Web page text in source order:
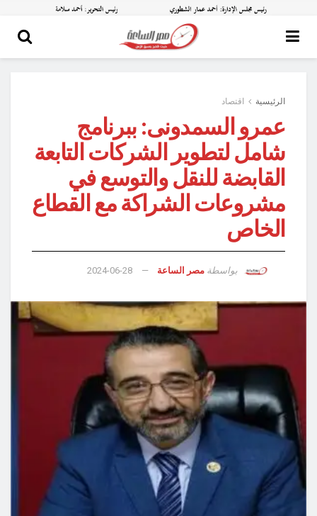
الرئيسية اقتصاد
عمرو السمدونى: ببرنامج
شامل لتطوير الشركات التابعة
القابضة للنقل والتوسع في
مشروعات الشراكة مع القطاع
الخاص
بواسطة مصر الساعة 2024-06-28